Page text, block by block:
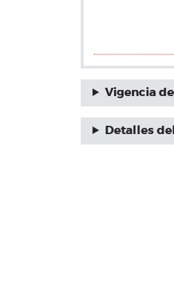
Vigencia
Detalles